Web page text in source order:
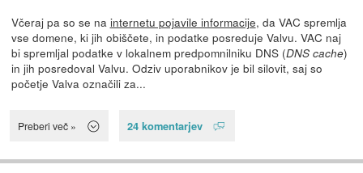
Včeraj pa so se na internetu pojavile informacije, da VAC spremlja
vse domene, ki jih obiščete, in podatke posreduje Valvu. VAC naj
bi spremljal podatke v lokalnem predpomnilniku DNS (DNS cache)
in jih posredoval Valvu. Odziv uporabnikov je bil silovit, saj so
početje Valva označili za...
Preberi več » 24 komentarjev